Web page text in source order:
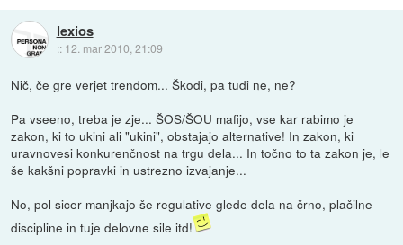
lexios
:: 12. mar 2010, 21:09
Nič, če gre verjet trendom... Škodi, pa tudi ne, ne?
Pa vseeno, treba je zje... ŠOS/ŠOU mafijo, vse kar rabimo je
zakon, ki to ukini ali "ukini", obstajajo alternative! In zakon, ki
uravnovesi konkurenčnost na trgu dela... In točno to ta zakon je, le
še kakšni popravki in ustrezno izvajanje...
No, pol sicer manjkajo še regulative glede dela na črno, plačilne
discipline in tuje delovne sile itd!